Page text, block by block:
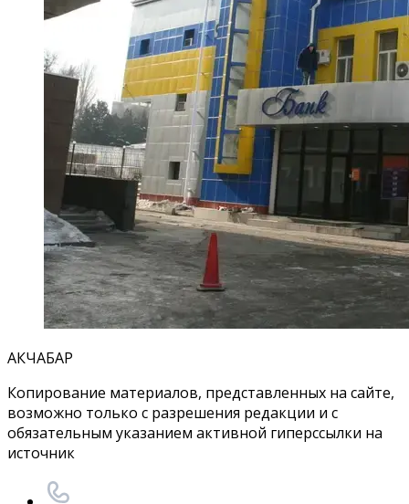
АКЧАБАР
Копирование материалов, представленных на сайте,
возможно только с разрешения редакции и с
обязательным указанием активной гиперссылки на
источник